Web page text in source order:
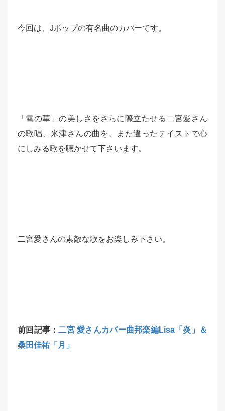
今回は、Jポップの有名曲のカバーです。
「雪の華」の美しさをさらに際立たせる二宮愛さん
の歌唱、米津さんの曲を、また違ったテイストで心
にしみる歌を聴かせて下さいます。
二宮愛さんの素敵な歌をお楽しみ下さい。
前回記事：二宮 愛さんカバー曲邦楽編Lisa「炎」＆
桑田佳祐「月」